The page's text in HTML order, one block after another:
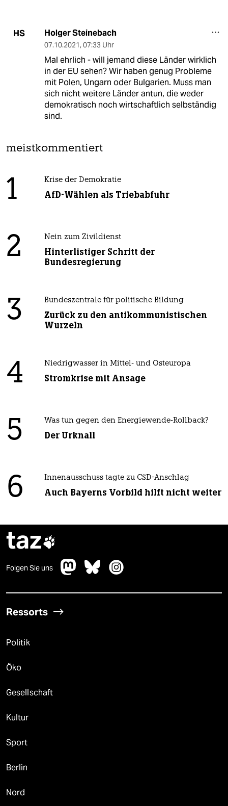
HS Holger Steinebach
07.10.2021, 07:33 Uhr
Mal ehrlich - will jemand diese Länder wirklich
in der EU sehen? Wir haben genug Probleme
mit Polen, Ungarn oder Bulgarien. Muss man
sich nicht weitere Länder antun, die weder
demokratisch noch wirtschaftlich selbständig
sind.
meistkommentiert
1 Krise der Demokratie
AfD-Wählen als Triebabfuhr
2 Nein zum Zivildienst
Hinterlistiger Schritt der
Bundesregierung
3 Bundeszentrale für politische Bildung
Zurück zu den antikommunistischen
Wurzeln
4 Niedrigwasser in Mittel- und Osteuropa
Stromkrise mit Ansage
5 Was tun gegen den Energiewende-Rollback?
Der Urknall
6 Innenausschuss tagte zu CSD-Anschlag
Auch Bayerns Vorbild hilft nicht weiter
taz
Folgen Sie uns
Ressorts
Politik
Öko
Gesellschaft
Kultur
Sport
Berlin
Nord